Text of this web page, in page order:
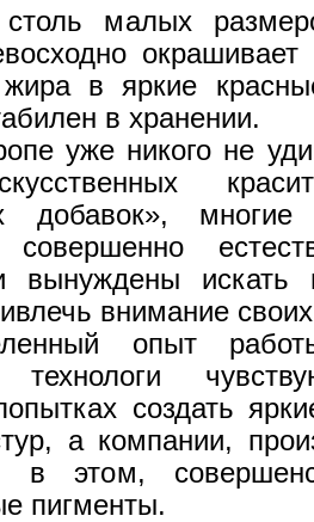
малых
жира в яркие
в хранении.
уже никого не
добавок»,
совершенно
вынуждены
внимание
опыт
технологи
создать
а компании,
в этом,
пигменты.